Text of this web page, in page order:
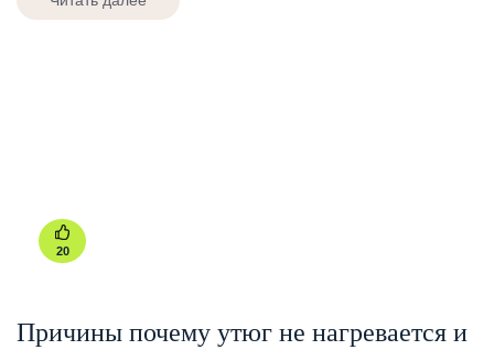
20
Причины почему утюг не нагревается и